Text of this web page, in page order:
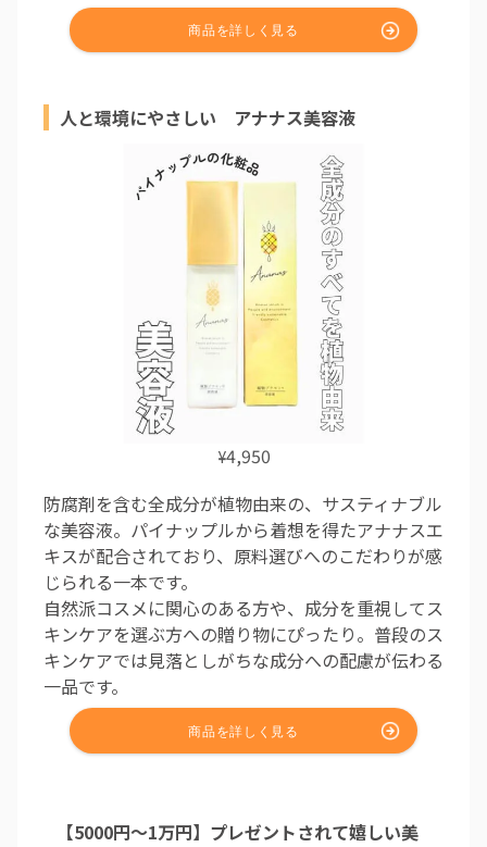
人と環境にやさしい アナナス美容液
¥4,950
防腐剤を含む全成分が植物由来の、サスティナブル
な美容液。パイナップルから着想を得たアナナスエ
キスが配合されており、原料選びへのこだわりが感
じられる一本です。
自然派コスメに関心のある方や、成分を重視してス
キンケアを選ぶ方への贈り物にぴったり。普段のス
キンケアでは見落としがちな成分への配慮が伝わる
一品です。
【5000円～1万円】プレゼントされて嬉しい美